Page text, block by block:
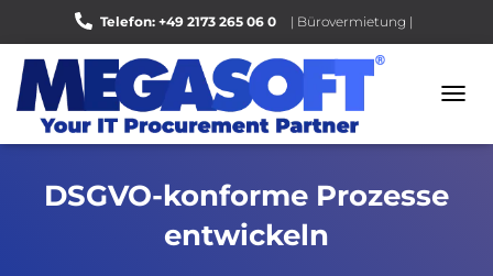
Telefon: +49 2173 265 06 0 | Bürovermietung |
Bewerten Sie uns auf Google |
DSGVO-konforme Prozesse
entwickeln